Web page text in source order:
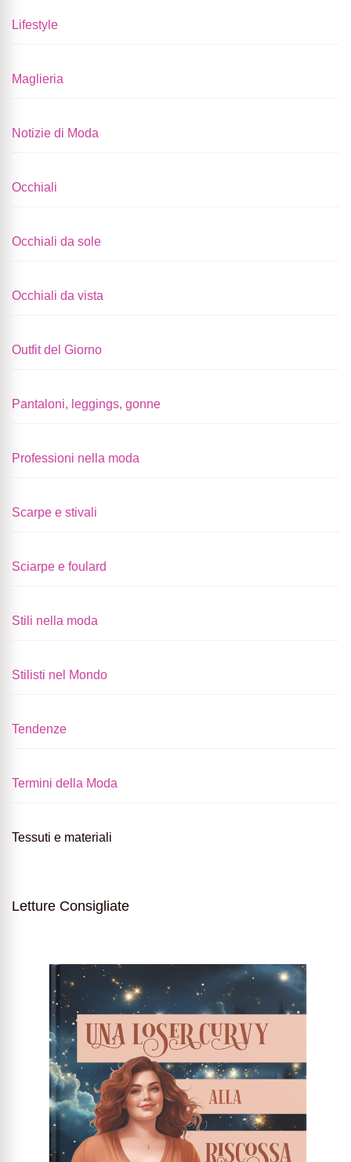
Lifestyle
Maglieria
Notizie di Moda
Occhiali
Occhiali da sole
Occhiali da vista
Outfit del Giorno
Pantaloni, leggings, gonne
Professioni nella moda
Scarpe e stivali
Sciarpe e foulard
Stili nella moda
Stilisti nel Mondo
Tendenze
Termini della Moda
Tessuti e materiali
Letture Consigliate